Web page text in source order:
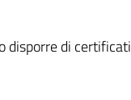
disporre di certificati